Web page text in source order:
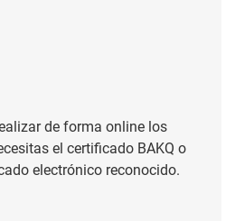
de forma online los
el certificado BAKQ o
electrónico reconocido.